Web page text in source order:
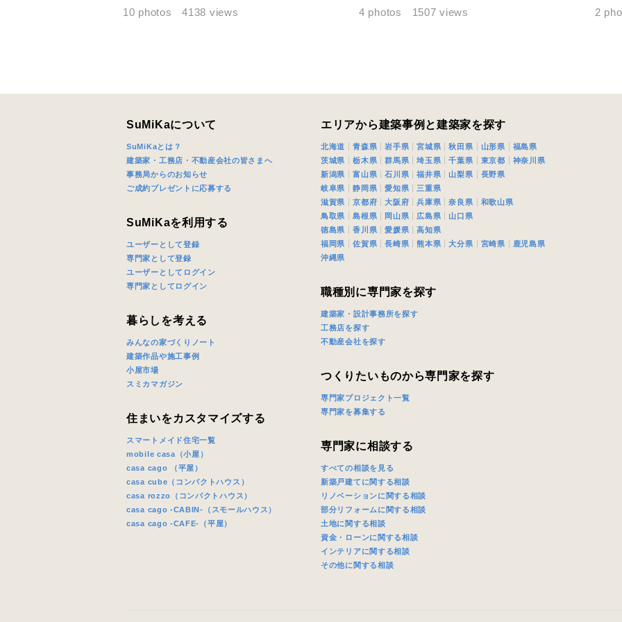
10 photos 4138 views 4 photos 1507 views 2
SuMiKaについて
SuMiKaとは？
建築家・工務店・不動産会社の皆さまへ
事務局からのお知らせ
ご成約プレゼントに応募する
SuMiKaを利用する
ユーザーとして登録
専門家として登録
ユーザーとしてログイン
専門家としてログイン
暮らしを考える
みんなの家づくりノート
建築作品や施工事例
小屋市場
スミカマガジン
住まいをカスタマイズする
スマートメイド住宅一覧
mobile casa（小屋）
casa cago （平屋）
casa cube（コンパクトハウス）
casa rozzo（コンパクトハウス）
casa cago -CABIN-（スモールハウス）
casa cago -CAFE-（平屋）
エリアから建築事例と建築家を探す
北海道 青森県 岩手県 宮城県 秋田県 山形県
福島県
茨城県
栃木県 群馬県 埼玉県 千葉県 東京都
神奈川県
新潟県
富山県 石川県 福井県 山梨県
長野県
岐阜県
静岡県 愛知県
三重県
滋賀県
京都府 大阪府 兵庫県 奈良県
和歌山県
鳥取県
島根県 岡山県 広島県
山口県
徳島県
香川県 愛媛県
高知県
福岡県
佐賀県 長崎県 熊本県 大分県 宮崎県
鹿児島県
沖縄県
職種別に専門家を探す
建築家・設計事務所を探す
工務店を探す
不動産会社を探す
つくりたいものから専門家を探す
専門家プロジェクト一覧
専門家を募集する
専門家に相談する
すべての相談を見る
新築戸建てに関する相談
リノベーションに関する相談
部分リフォームに関する相談
土地に関する相談
資金・ローンに関する相談
インテリアに関する相談
その他に関する相談